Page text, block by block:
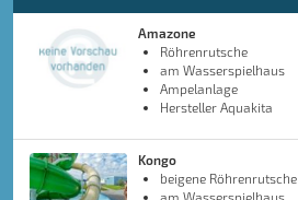
Amazone
Röhrenrutsche
am Wasserspielhaus
Ampelanlage
Hersteller Aquakita
Kongo
beigene Röhrenrutsche
am Wasserspielhaus